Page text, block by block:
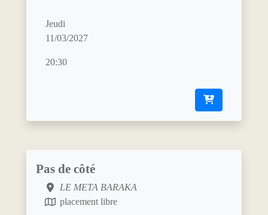
Jeudi
11/03/2027
20:30
Pas de côté
LE META BARAKA
placement libre